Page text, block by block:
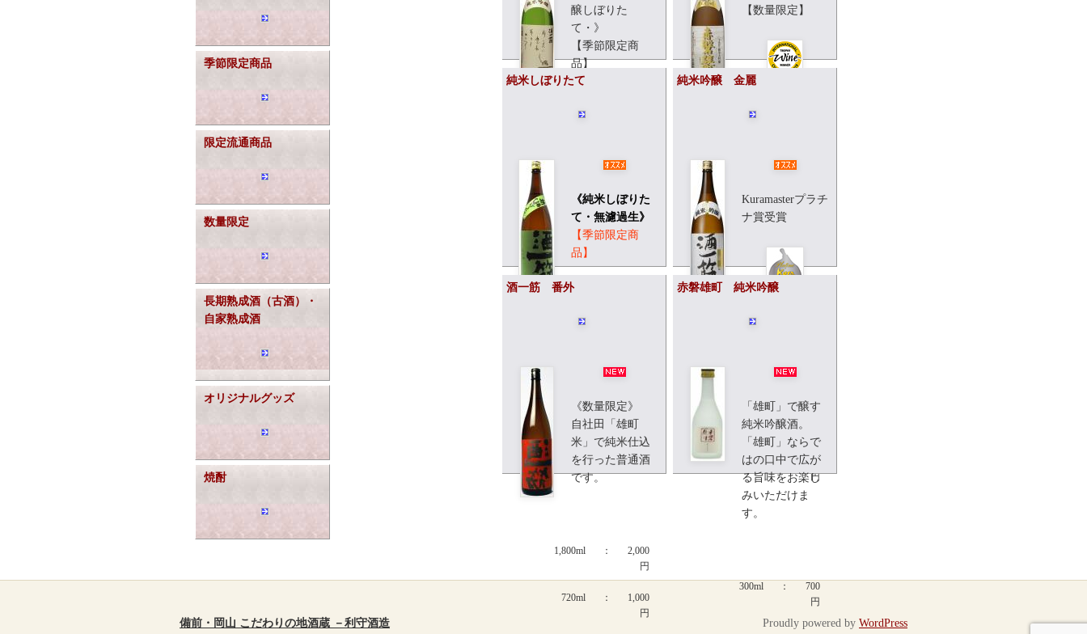
醸しぼりた
て・》
【季節限定商
品】
：
720ml ：
1,700
【数量限定】
1,800ml ：
10,000
：
純米しぼりたて
《純米しぼりた
て・無濾過生》
【季節限定商
品】
1,800ml
：
純米吟醸 金麗
Kuramasterプラチ
ナ賞受賞
：
720ml ：
1,500
300ml ：
700
円
酒一筋 番外
《数量限定》
自社田「雄町
米」で純米仕込
を行った普通酒
です。
1,800ml ：
2,000
円
720ml ：
1,000
円
赤磐雄町 純米吟醸
「雄町」で醸す
純米吟醸酒。
「雄町」ならで
はの口中で広が
る旨味をお楽し
みいただけま
す。
300ml ：
700
円
季節限定商品
限定流通商品
数量限定
長期熟成酒（古酒）・
自家熟成酒
オリジナルグッズ
焼酎
備前・岡山 こだわりの地酒蔵 －利守酒造 Proudly powered by WordPress